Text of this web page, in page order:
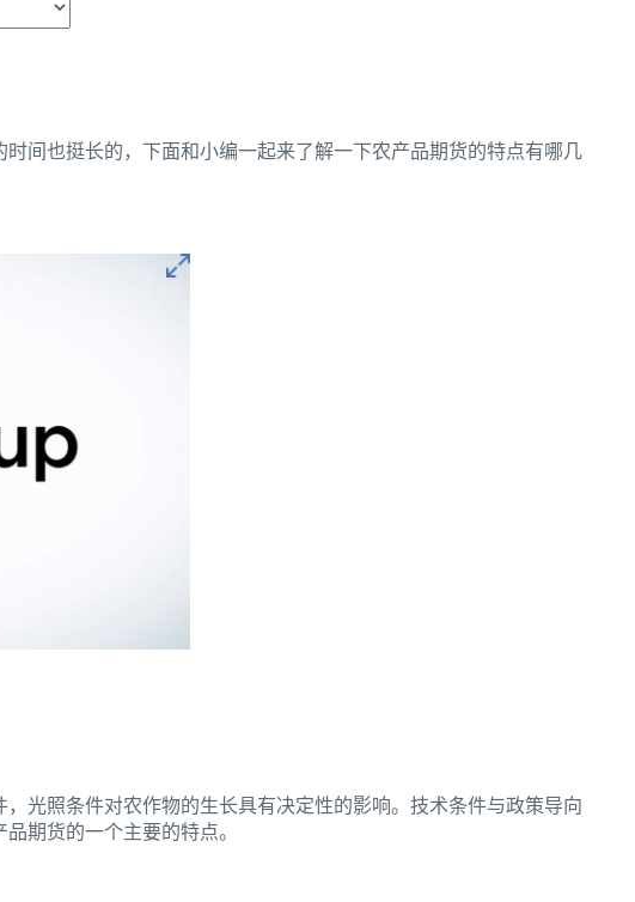
间也挺长的，下面和小编一起来了解一下农产品期货的特点有哪几
光照条件对农作物的生长具有决定性的影响。技术条件与政策导向
期货的一个主要的特点。